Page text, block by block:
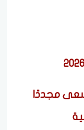
مجددًا